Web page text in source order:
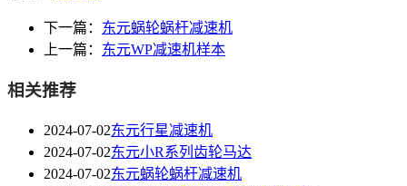
下一篇： 东元蜗轮蜗杆减速机
上一篇： 东元WP减速机样本
相关推荐
2024-07-02东元行星减速机
2024-07-02东元小R系列齿轮马达
2024-07-02东元蜗轮蜗杆减速机